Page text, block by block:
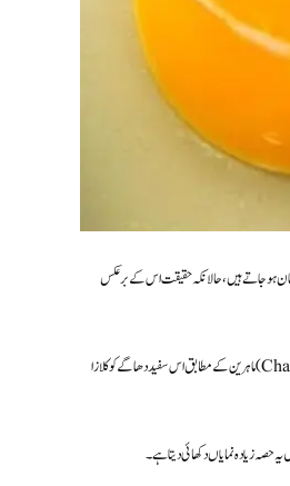
ہو جاتے ہیں، حالانکہ حقیقت اس کے برعکس
ماہرین کے مطابق اس سفید دھاگے کو کلازا (Chalaza) کہا جاتا ہے۔ یہ انڈے کا ایک قدرتی حصہ ہے جو پروٹین سے بنا ہوتا ہے، بالکل اسی طرح جیسے انڈے کی سفیدی۔ فرق صرف یہ ہے کہ اس حصے کا پروٹین زیادہ گاڑھا اور
حصہ زیادہ نمایاں دکھائی دیتا ہے۔